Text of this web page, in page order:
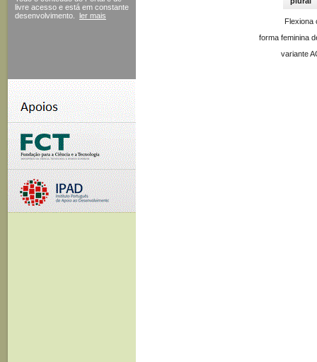
livre acesso e está em constante
desenvolvimento.
ler mais
Flexiona
forma feminina
variante